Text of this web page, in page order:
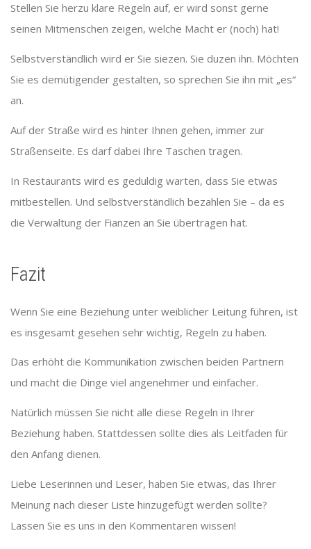
Stellen Sie herzu klare Regeln auf, er wird sonst gerne
seinen Mitmenschen zeigen, welche Macht er (noch) hat!
Selbstverständlich wird er Sie siezen. Sie duzen ihn. Möchten
Sie es demütigender gestalten, so sprechen Sie ihn mit „es“
an.
Auf der Straße wird es hinter Ihnen gehen, immer zur
Straßenseite. Es darf dabei Ihre Taschen tragen.
In Restaurants wird es geduldig warten, dass Sie etwas
mitbestellen. Und selbstverständlich bezahlen Sie – da es
die Verwaltung der Fianzen an Sie übertragen hat.
Fazit
Wenn Sie eine Beziehung unter weiblicher Leitung führen, ist
es insgesamt gesehen sehr wichtig, Regeln zu haben.
Das erhöht die Kommunikation zwischen beiden Partnern
und macht die Dinge viel angenehmer und einfacher.
Natürlich müssen Sie nicht alle diese Regeln in Ihrer
Beziehung haben. Stattdessen sollte dies als Leitfaden für
den Anfang dienen.
Liebe Leserinnen und Leser, haben Sie etwas, das Ihrer
Meinung nach dieser Liste hinzugefügt werden sollte?
Lassen Sie es uns in den Kommentaren wissen!